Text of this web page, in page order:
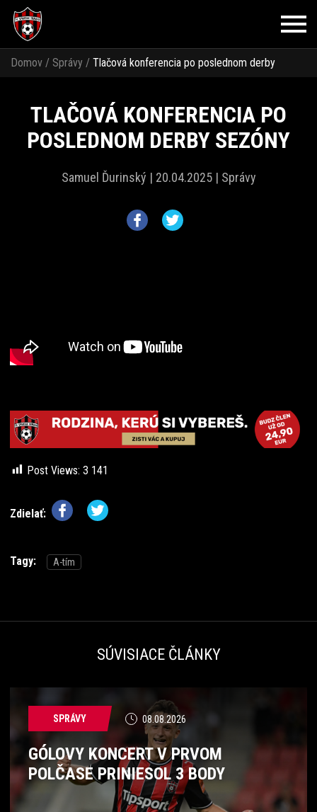
Domov / Správy / Tlačová konferencia po poslednom derby
TLAČOVÁ KONFERENCIA PO
POSLEDNOM DERBY SEZÓNY
Samuel Ďurinský | 20.04.2025 | Správy
Post Views: 3 141
Zdielať:
Tagy: A-tím
SÚVISIACE ČLÁNKY
SPRÁVY 08.08.2026
GÓLOVY KONCERT V PRVOM
POLČASE PRINIESOL 3 BODY